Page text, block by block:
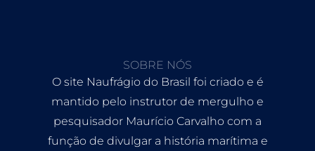
SOBRE NÓS
O site Naufrágio do Brasil foi criado e é
mantido pelo instrutor de mergulho e
pesquisador Maurício Carvalho com a
função de divulgar a história marítima e